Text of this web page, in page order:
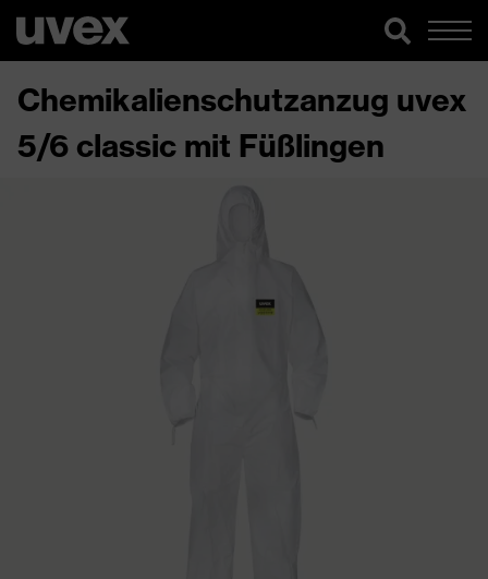
Chemikalienschutzanzug uvex
5/6 classic mit Füßlingen